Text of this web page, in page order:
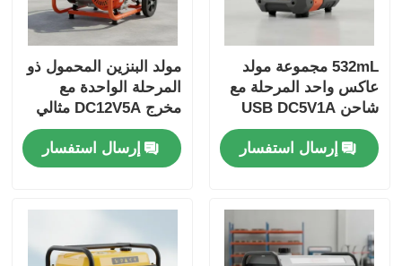
532mL مجموعة مولد
عاكس واحد المرحلة مع
شاحن USB DC5V1A
مصدر الطاقة للاحتياطي
الطارئإرسال استفسار
مولد البنزين المحمول ذو
المرحلة الواحدة مع
مخرج DC12V5A مثالي
لمواقع العمل في الهواء
الطلق وحماية الطاقة
الطارئة
إرسال استفسار